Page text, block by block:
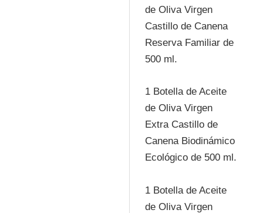
de Oliva Virgen
Castillo de Canena
Reserva Familiar de
500 ml.
1 Botella de Aceite
de Oliva Virgen
Extra Castillo de
Canena Biodinámico
Ecológico de 500 ml.
1 Botella de Aceite
de Oliva Virgen